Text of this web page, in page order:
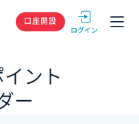
GMOクリック
口座開設
ント
ー